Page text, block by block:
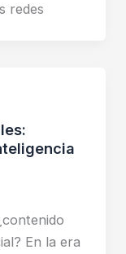
redes
En la era